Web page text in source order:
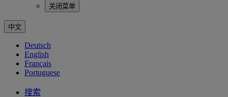
关闭菜单
中文
Deutsch
English
Français
Portuguese
搜索